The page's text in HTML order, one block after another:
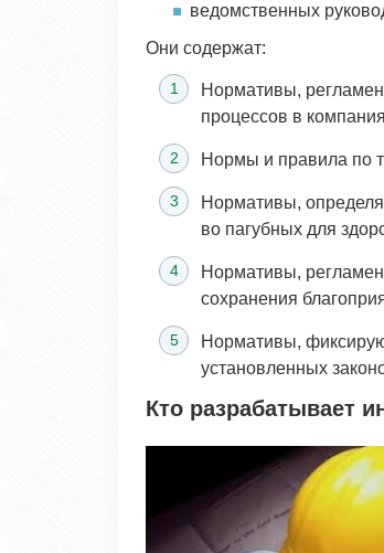
ведомственных
Они содержат:
Нормативы,
процессов в
Нормы и правила по
Нормативы,
во пагубных для
Нормативы,
сохранения
Нормативы,
установленных
Кто разрабатывает